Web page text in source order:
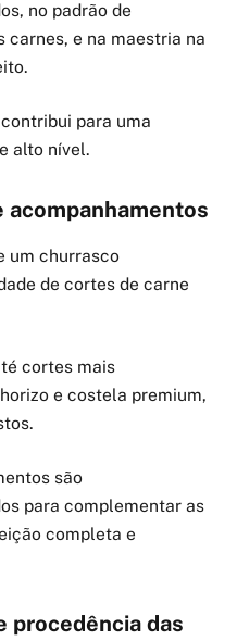
no padrão de
carnes, e na maestria na
para uma
alto nível.
acompanhamentos
um churrasco
de cortes de carne
cortes mais
e costela premium,
são
para complementar as
completa e
procedência das